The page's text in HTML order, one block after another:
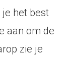
het best
aan om de
zie je